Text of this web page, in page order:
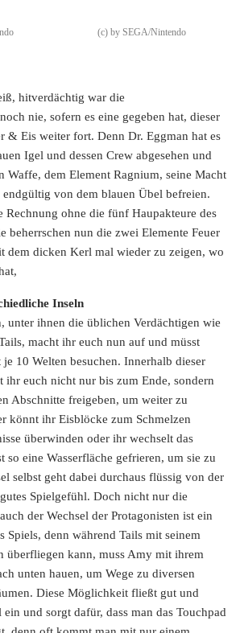
(c) by SEGA/Nintendo
hitverdächtig war die
nie, sofern es eine gegeben hat, dieser
& Eis weiter fort. Denn Dr. Eggman hat es
Igel und dessen Crew abgesehen und
Waffe, dem Element Ragnium, seine Macht
von dem blauen Übel befreien.
Rechnung ohne die fünf Haupakteure des
beherrschen nun die zwei Elemente Feuer
dem dicken Kerl mal wieder zu zeigen, wo
Inseln
unter ihnen die üblichen Verdächtigen wie
macht ihr euch nun auf und müsst
10 Welten besuchen. Innerhalb dieser
ihr euch nicht nur bis zum Ende, sondern
Abschnitte freigeben, um weiter zu
könnt ihr Eisblöcke zum Schmelzen
überwinden oder ihr wechselt das
so eine Wasserfläche gefrieren, um sie zu
selbst geht dabei durchaus flüssig von der
Spielgefühl. Doch nicht nur die
der Wechsel der Protagonisten ist ein
Spiels, denn während Tails mit seinem
überfliegen kann, muss Amy mit ihrem
unten hauen, um Wege zu diversen
Diese Möglichkeit fließt gut und
und sorgt dafür, dass man das Touchpad